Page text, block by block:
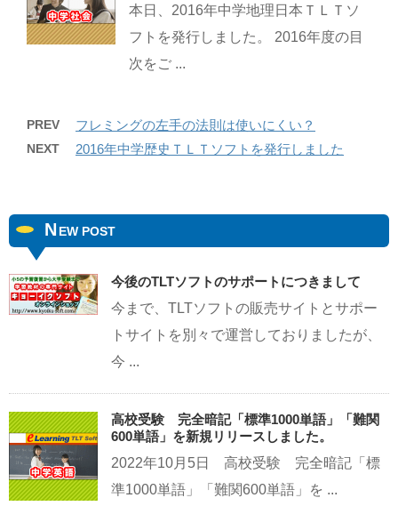
本日、2016年中学地理日本ＴＬＴソ
フトを発行しました。 2016年度の目
次をご ...
PREV フレミングの左手の法則は使いにくい？
NEXT 2016年中学歴史ＴＬＴソフトを発行しました
N EW POST
今後のTLTソフトのサポートにつきまして
今まで、TLTソフトの販売サイトとサポー
トサイトを別々で運営しておりましたが、
今 ...
高校受験 完全暗記「標準1000単語」「難関
600単語」を新規リリースしました。
2022年10月5日 高校受験 完全暗記「標
準1000単語」「難関600単語」を ...